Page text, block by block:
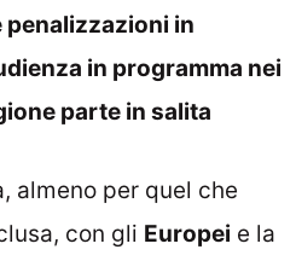
penalizzazioni in
in programma nei
parte in salita
almeno per quel che
con gli Europei e la